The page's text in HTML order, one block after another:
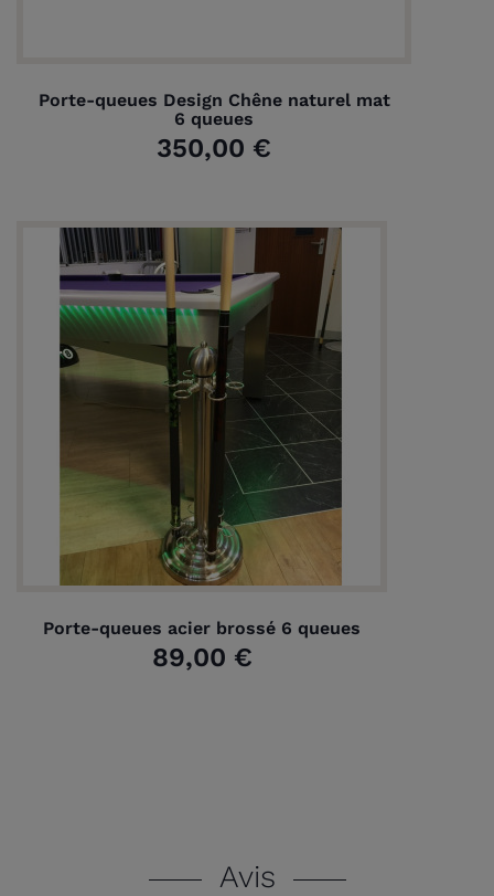
Porte-queues Design Chêne naturel mat
6 queues
350,00 €
Porte-queues acier brossé 6 queues
89,00 €
Avis